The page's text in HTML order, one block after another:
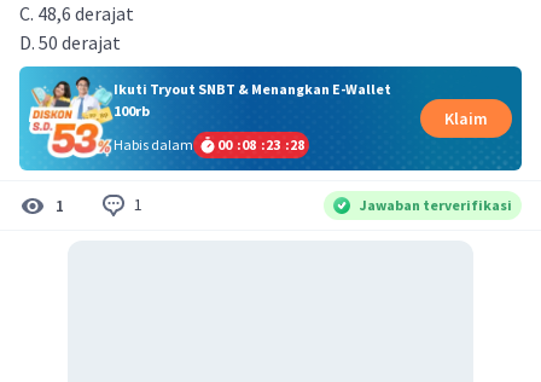
C. 48,6 derajat
D. 50 derajat
Ikuti Tryout SNBT & Menangkan E-Wallet
100rb
Habis dalam
00 :08 :23 :28
Klaim
1 1 Jawaban terverifikasi